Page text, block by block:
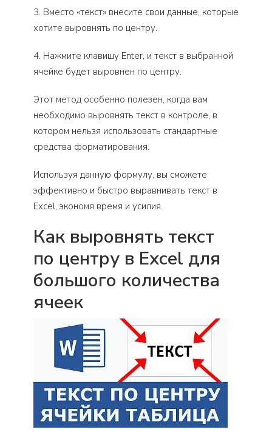
3. Вместо «текст» внесите свои данные, которые
хотите выровнять по центру.
4. Нажмите клавишу Enter, и текст в выбранной
ячейке будет выровнен по центру.
Этот метод особенно полезен, когда вам
необходимо выровнять текст в контроле, в
котором нельзя использовать стандартные
средства форматирования.
Используя данную формулу, вы сможете
эффективно и быстро выравнивать текст в
Excel, экономя время и усилия.
Как выровнять текст
по центру в Excel для
большого количества
ячеек